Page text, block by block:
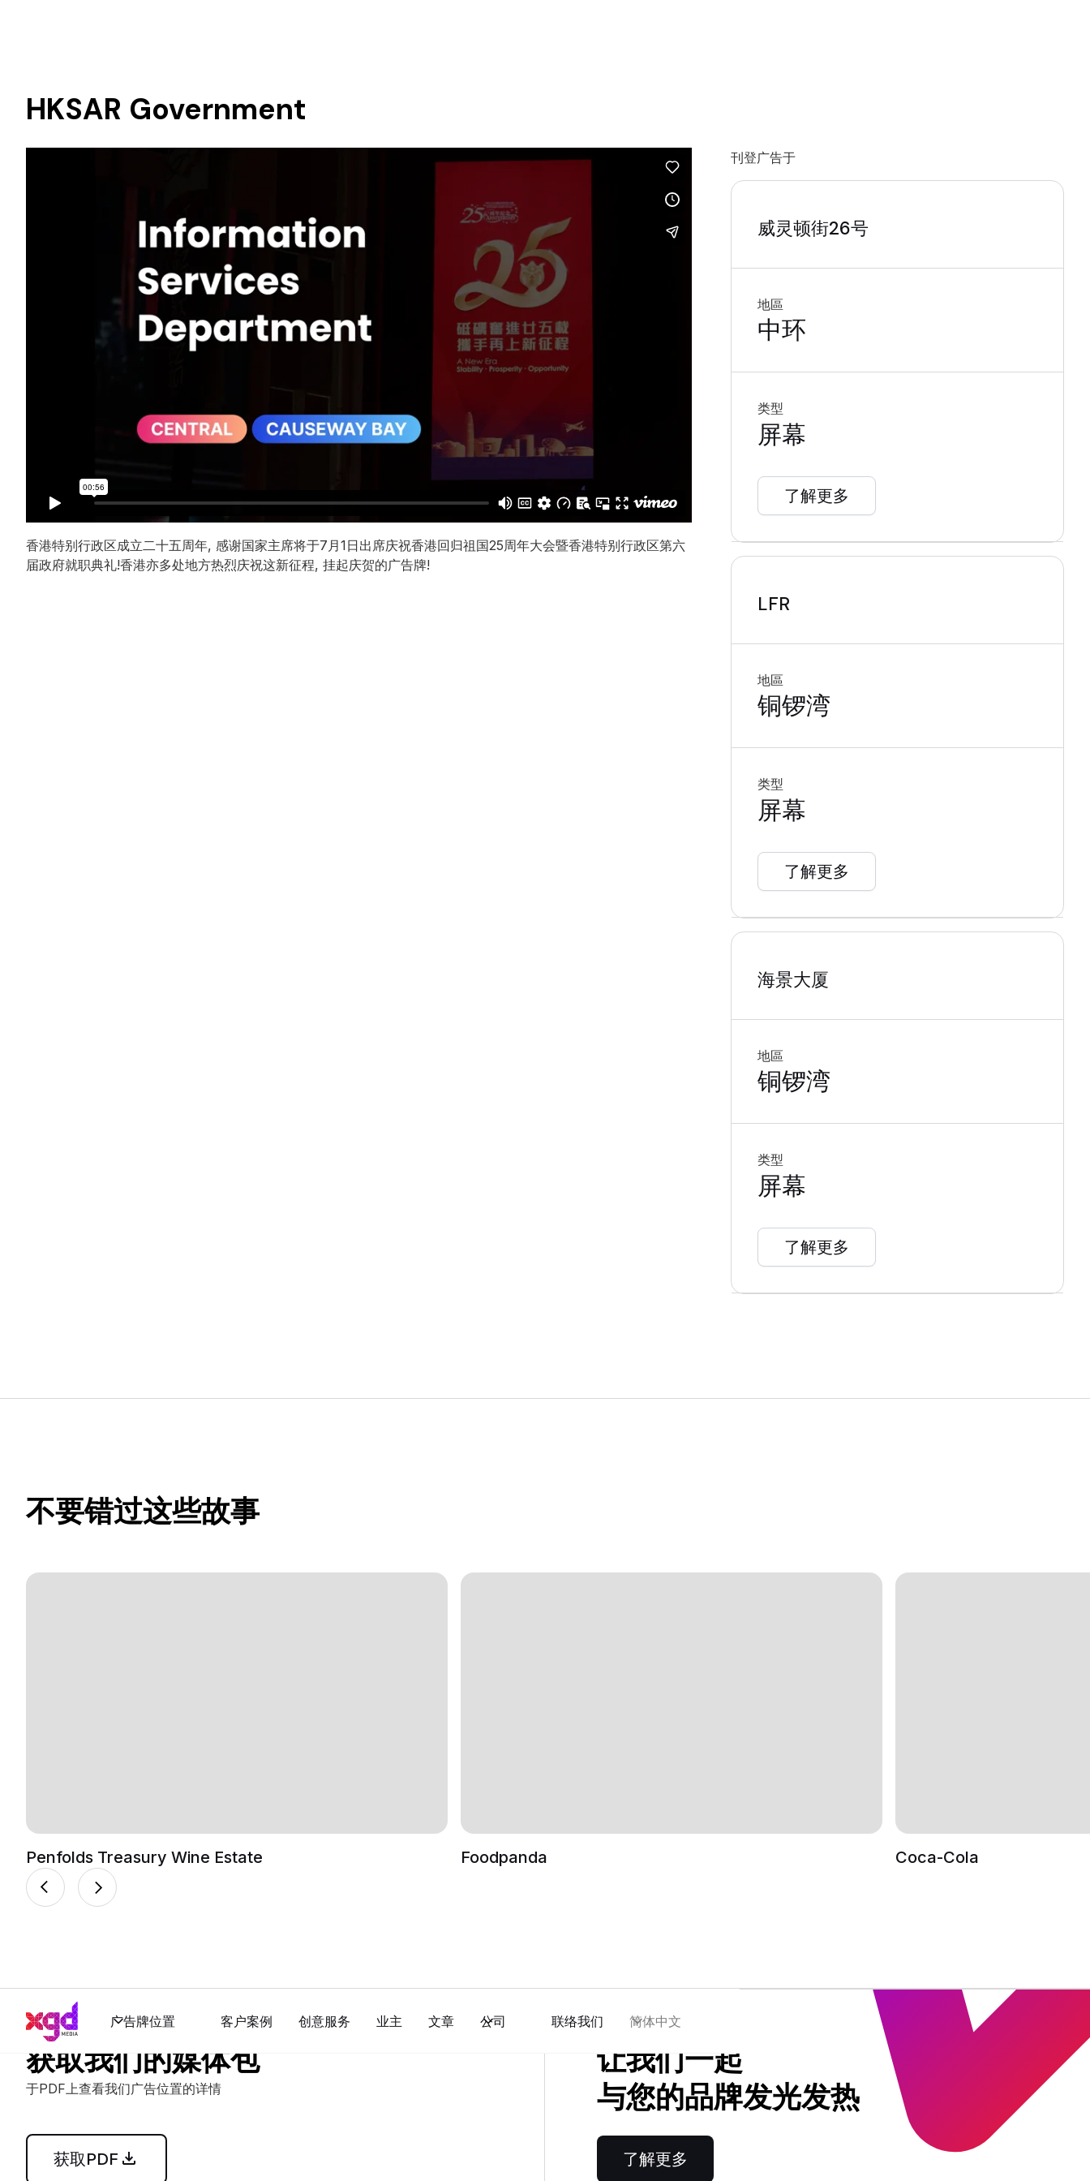
HKSAR Government
香港特别行政区成立二十五周年, 感谢国家主席将于7月1日出席庆祝香港回归祖国25周年大会暨香港特别行政区第六
届政府就职典礼!香港亦多处地方热烈庆祝这新征程, 挂起庆贺的广告牌!
刊登广告于
威灵顿街26号
地區
中环
类型
屏幕
了解更多
LFR
地區
铜锣湾
类型
屏幕
了解更多
海景大厦
地區
铜锣湾
类型
屏幕
了解更多
不要错过这些故事
Penfolds Treasury Wine Estate Foodpanda Coca-Cola
广告牌位置 客户案例 创意服务 业主 文章 公司 联络我们 简体中文
获取我们的媒体包
于PDF上查看我们广告位置的详情
获取PDF
让我们一起
与您的品牌发光发热
了解更多